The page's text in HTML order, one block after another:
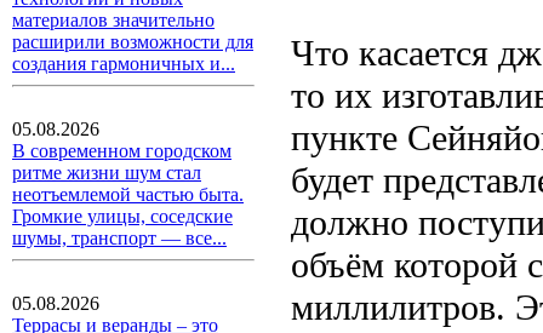
материалов значительно
расширили возможности для
создания гармоничных и...
05.08.2026
В современном городском
ритме жизни шум стал
неотъемлемой частью быта.
Громкие улицы, соседские
шумы, транспорт — все...
05.08.2026
Террасы и веранды – это
Что касается
то их
пункте
будет
должно
объём которой
миллилитров.